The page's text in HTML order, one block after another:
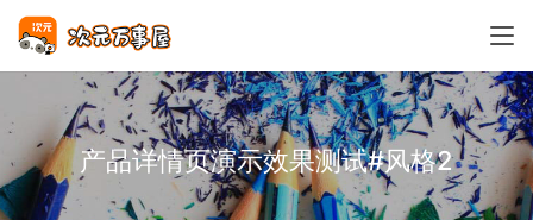
产品详情页演示效果测试#风格2